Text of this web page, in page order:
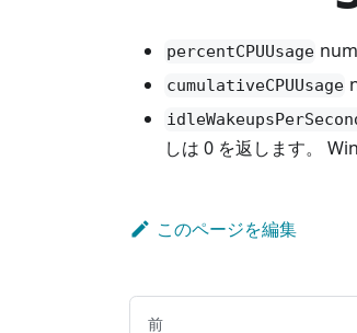
percentCPUUsage
cumulativeCPUUsage
しは 0 を返します。
このページを編集
前